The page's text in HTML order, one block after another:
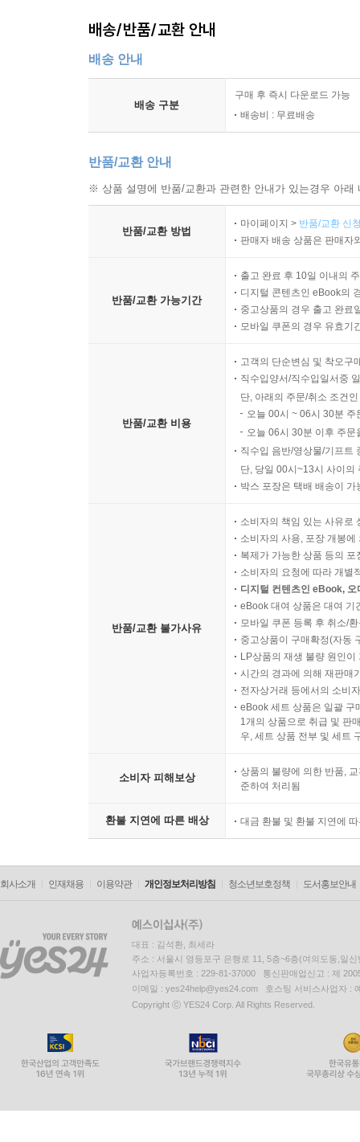
무엇보다도 본 연구번역의 과정에 매진해준 연구
초역은 본 연구의 밑거름이 되었다. 공동연구
교수님은 각종 자문과 조언, 윤문과 교열 등을
위민성, 장우재 등 대학원생들의 각종 보조가 도
비롯하여, 『칠서주상설』의 가치와 중요성을
본 연구는 연구책임자를 비롯하여 자문에 이
분들에게 고마움과 감사의 인사를 건넨다.
학술 작업이다. 남은 연구기간에도 지속적인 관심
호산 박문호의 『칠서주상설』은 1921년에 발간
연구번역이 조선 유학을 집대성한 경전 주석서
어떤 연구번역이건 완벽하려고 하지만, 한 점
연구번역도 최선을 다하려고 했지만, 미비한 부
보완할 수 있도록 노력할 것이다.
마지막으로, 심심한 감사를 표해야 할 분이
박영스토리의 노현 대표님, 불철주야(不撤晝夜)
배송/반품/교환 안내
배송 안내
배송 구분
구매 후 즉시 다운로드 가능
배송비 : 무료배송
반품/교환 안내
※ 상품 설명에 반품/교환과 관련한 안내가 있는경우 아
반품/교환 방법
마이페이지 > 반품/교환 신
판매자 배송 상품은 판매자
반품/교환 가능기간
출고 완료 후 10일 이내의
디지털 콘텐츠인 eBook의
중고상품의 경우 출고 완료
모바일 쿠폰의 경우 유효기
반품/교환 비용
고객의 단순변심 및 착오구
직수입양서/직수입일서중
단, 아래의 주문/취소 조건
오늘 00시 ~ 06시 30분
오늘 06시 30분 이후 주
직수입 음반/영상물/기프트
단, 당일 00시~13시 사이의
박스 포장은 택배 배송이
반품/교환 불가사유
소비자의 책임 있는 사유로
소비자의 사용, 포장 개봉
복제가 가능한 상품 등의
소비자의 요청에 따라 개별
디지털 컨텐츠인 eBook,
eBook 대여 상품은 대여 기
모바일 쿠폰 등록 후 취소/
중고상품이 구매확정(자동
LP상품의 재생 불량 원인
시간의 경과에 의해 재판매
전자상거래 등에서의 소비
eBook 세트 상품은 일괄 구
1개의 상품으로 취급 및 판
우, 세트 상품 전부 및 세트
소비자 피해보상
상품의 불량에 의한 반품,
준하여 처리됨
환불 지연에 따른 배상 대금 환불 및 환불 지연에
회사소개 인재채용 이용약관 개인정보처리방침 청소년보호정책 도서홍보안내
대표 : 김석환, 최세라
주소 : 서울시 영등포구 은행로 11, 5층~6층(여의도동,일신
사업자등록번호 : 229-81-37000 통신판매업신고 : 제
이메일 : yes24help@yes24.com 호스팅 서비스사업자 :
Copyright ⓒ YES24 Corp. All Rights Reserved.